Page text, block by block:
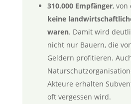
310.000 Empfänger, von
keine
waren. Damit wird
nicht nur Bauern, die
Geldern profitieren.
Akteure erhalten
oft vergessen wird.